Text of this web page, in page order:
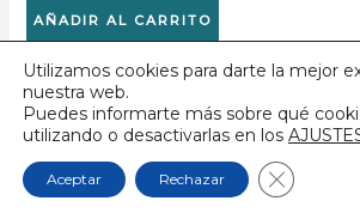
AÑADIR AL CARRITO
Utilizamos cookies para darte la mejor
nuestra web.
Puedes informarte más sobre qué
utilizando o desactivarlas en los
Aceptar Rechazar